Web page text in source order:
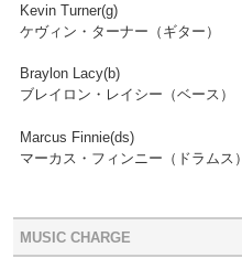
Kevin Turner(g)
ケヴィン・ターナー（ギター）
Braylon Lacy(b)
ブレイロン・レイシー（ベース）
Marcus Finnie(ds)
マーカス・フィンニー（ドラムス）
MUSIC CHARGE